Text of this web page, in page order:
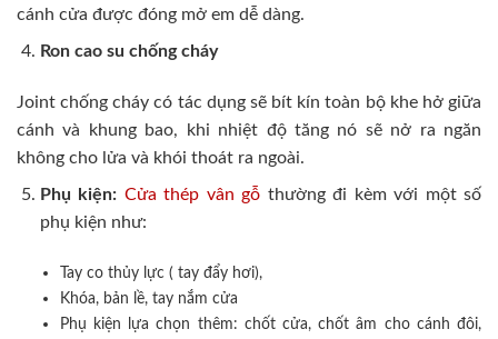
cánh cửa được đóng mở em dễ dàng.
Ron cao su chống cháy
Joint chống cháy có tác dụng sẽ bít kín toàn bộ khe hở giữa
cánh và khung bao, khi nhiệt độ tăng nó sẽ nở ra ngăn
không cho lửa và khói thoát ra ngoài.
Phụ kiện: Cửa thép vân gỗ thường đi kèm với một số
phụ kiện như:
Tay co thủy lực ( tay đẩy hơi),
Khóa, bản lề, tay nắm cửa
Phụ kiện lựa chọn thêm: chốt cửa, chốt âm cho cánh đôi,